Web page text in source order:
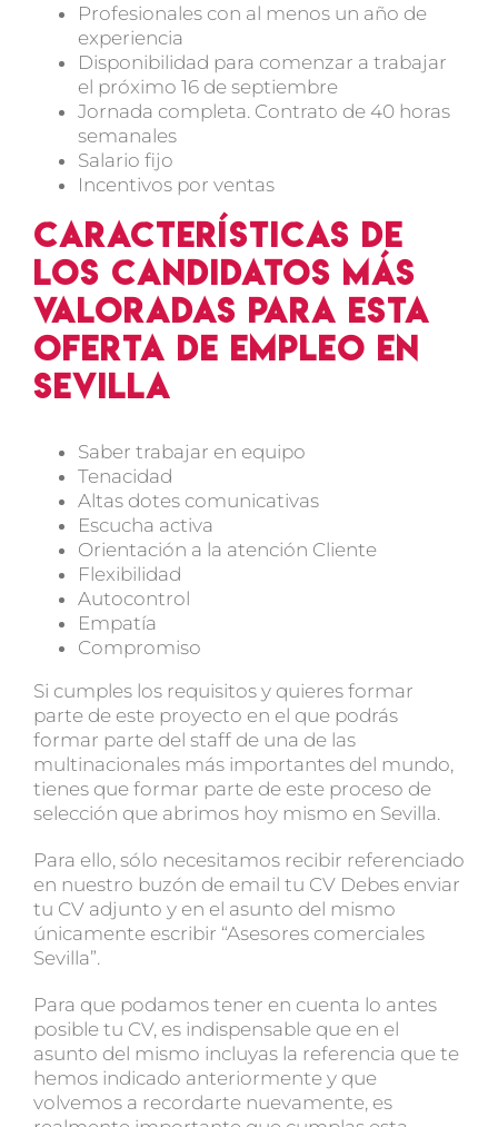
Profesionales con al menos un año de
experiencia
Disponibilidad para comenzar a trabajar
el próximo 16 de septiembre
Jornada completa. Contrato de 40 horas
semanales
Salario fijo
Incentivos por ventas
Características de
los candidatos más
valoradas para esta
oferta de empleo en
Sevilla
Saber trabajar en equipo
Tenacidad
Altas dotes comunicativas
Escucha activa
Orientación a la atención Cliente
Flexibilidad
Autocontrol
Empatía
Compromiso
Si cumples los requisitos y quieres formar
parte de este proyecto en el que podrás
formar parte del staff de una de las
multinacionales más importantes del mundo,
tienes que formar parte de este proceso de
selección que abrimos hoy mismo en Sevilla.
Para ello, sólo necesitamos recibir referenciado
en nuestro buzón de email tu CV Debes enviar
tu CV adjunto y en el asunto del mismo
únicamente escribir “Asesores comerciales
Sevilla”.
Para que podamos tener en cuenta lo antes
posible tu CV, es indispensable que en el
asunto del mismo incluyas la referencia que te
hemos indicado anteriormente y que
volvemos a recordarte nuevamente, es